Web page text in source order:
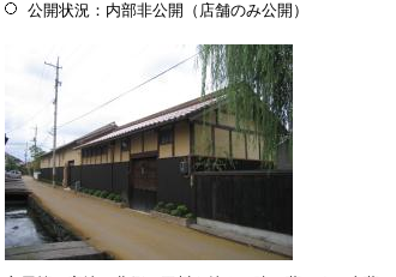
公開状況：内部非公開（店舗のみ公開）